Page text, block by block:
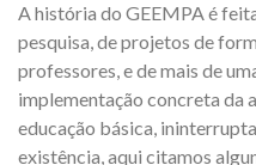
A história do GEEMPA é
pesquisa, de projetos de
professores, e de mais de
implementação concreta da
educação básica,
existência, aqui citamos